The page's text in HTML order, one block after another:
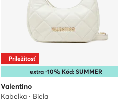
extra -10% Kód: SUMMER
Príležitosť
Valentino
Kabelka · Biela